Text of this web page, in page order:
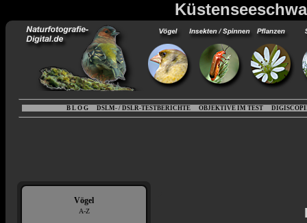
B L O G DSLM- / DSLR-TESTBERICHTE OBJEKTIVE IM TEST
Vögel
A-Z